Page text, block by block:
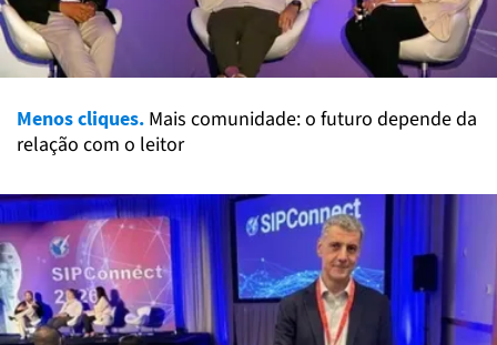
Menos cliques. Mais comunidade: o futuro depende da
relação com o leitor